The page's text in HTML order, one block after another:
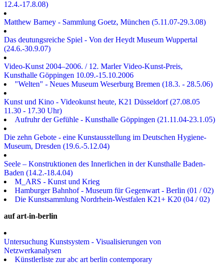
12.4.-17.8.08)
Matthew Barney - Sammlung Goetz, München (5.11.07-29.3.08)
Das deutungsreiche Spiel - Von der Heydt Museum Wuppertal
(24.6.-30.9.07)
Video-Kunst 2004–2006. / 12. Marler Video-Kunst-Preis,
Kunsthalle Göppingen 10.09.-15.10.2006
"Welten" - Neues Museum Weserburg Bremen (18.3. - 28.5.06)
Kunst und Kino - Videokunst heute, K21 Düsseldorf (27.08.05
11.30 - 17.30 Uhr)
Aufruhr der Gefühle - Kunsthalle Göppingen (21.11.04-23.1.05)
Die zehn Gebote - eine Kunstausstellung im Deutschen Hygiene-
Museum, Dresden (19.6.-5.12.04)
Seele – Konstruktionen des Innerlichen in der Kunsthalle Baden-
Baden (14.2.-18.4.04)
M_ARS - Kunst und Krieg
Hamburger Bahnhof - Museum für Gegenwart - Berlin (01 / 02)
Die Kunstsammlung Nordrhein-Westfalen K21+ K20 (04 / 02)
auf art-in-berlin
Untersuchung Kunstsystem - Visualisierungen von
Netzwerkanalysen
Künstlerliste zur abc art berlin contemporary